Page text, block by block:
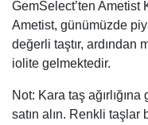
GemSelect’ten Ametist
Ametist, günümüzde
değerli taştır, ardından
iolite gelmektedir.
Not: Kara taş
satın alın. Renkli taşlar